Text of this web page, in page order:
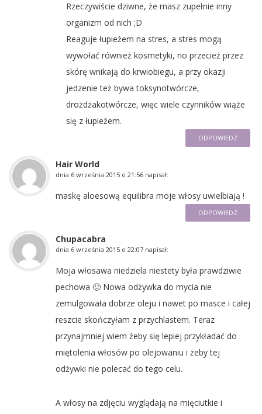
Rzeczywiście dziwne, że masz zupełnie inny
organizm od nich ;D
Reaguje łupieżem na stres, a stres mogą
wywołać również kosmetyki, no przecież przez
skórę wnikają do krwiobiegu, a przy okazji
jedzenie też bywa toksynotwórcze,
drożdżakotwórcze, więc wiele czynników wiąże
się z łupieżem.
ODPOWIEDZ
Hair World
dnia 6 września 2015 o 21:56 napisał:
maskę aloesową equilibra moje włosy uwielbiają !
ODPOWIEDZ
Chupacabra
dnia 6 września 2015 o 22:07 napisał:
Moja włosawa niedziela niestety była prawdziwie
pechowa 🙁 Nowa odżywka do mycia nie
zemulgowała dobrze oleju i nawet po masce i całej
reszcie skończyłam z przychlastem. Teraz
przynajmniej wiem żeby się lepiej przykładać do
miętolenia włosów po olejowaniu i żeby tej
odżywki nie polecać do tego celu.
A włosy na zdjęciu wyglądają na mięciutkie i